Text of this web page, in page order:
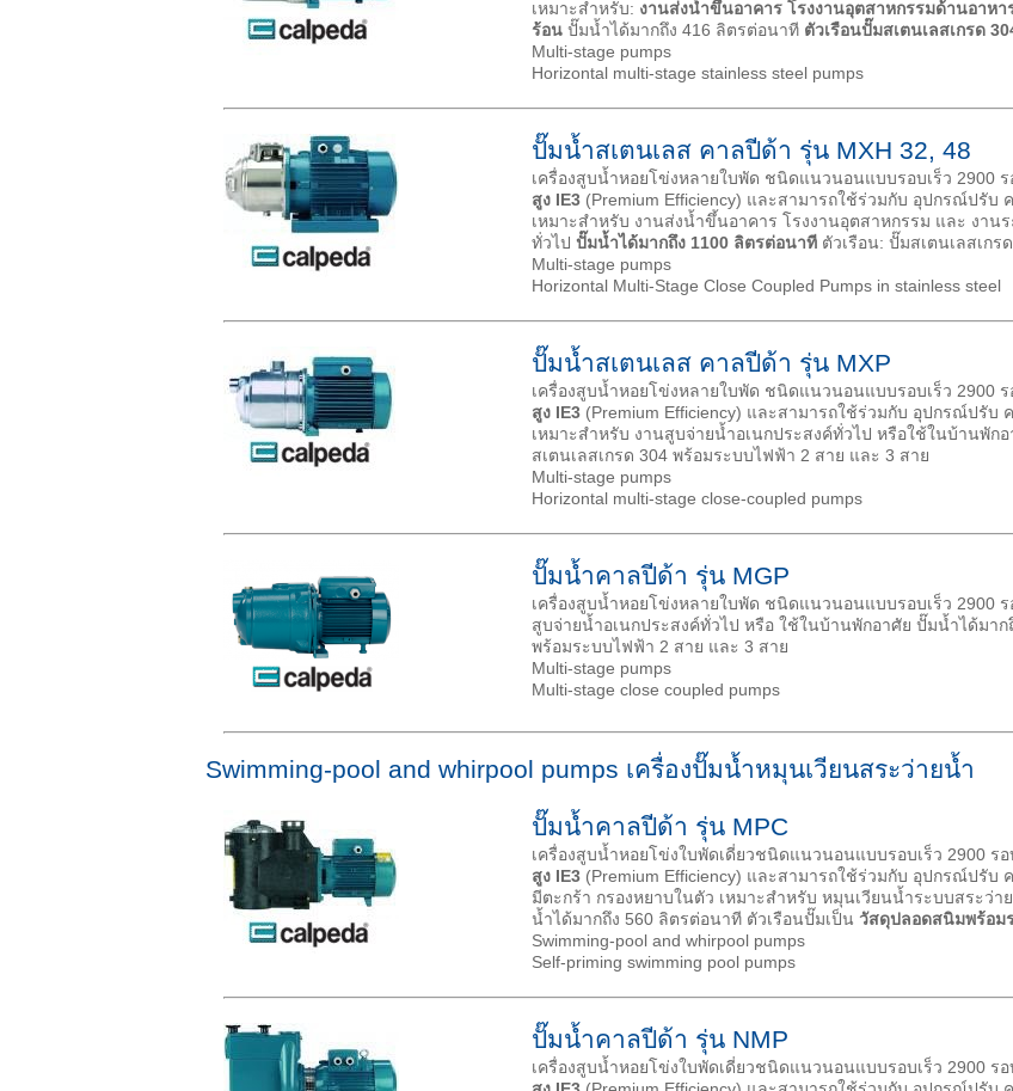
เหมาะสำหรับ: งานส่งน้ำขึ้นอาคาร โรงงานอุตสาหกรรมด้านอาห
ร้อน ปั๊มน้ำได้มากถึง 416 ลิตรต่อนาที ตัวเรือนปั๊มสเตนเลสเกรด
Multi-stage pumps
Horizontal multi-stage stainless steel pumps
ปั๊มน้ำสเตนเลส คาลปีด้า รุ่น MXH 32, 48
เครื่องสูบน้ำหอยโข่งหลายใบพัด ชนิดแนวนอนแบบรอบเร็ว 2900
สูง IE3(Premium Efficiency) และสามารถใช้ร่วมกับ อุปกรณ์ปรับ ค
เหมาะสำหรับ งานส่งน้ำขึ้นอาคาร โรงงานอุตสาหกรรม และ งาน
ทั่วไป ปั๊มน้ำได้มากถึง 1100 ลิตรต่อนาทีตัวเรือน: ปั๊มสเตนเลสเกร
Multi-stage pumps
Horizontal Multi-Stage Close Coupled Pumps in stainless steel
ปั๊มน้ำสเตนเลส คาลปีด้า รุ่น MXP
เครื่องสูบน้ำหอยโข่งหลายใบพัด ชนิดแนวนอนแบบรอบเร็ว 2900
สูง IE3(Premium Efficiency) และสามารถใช้ร่วมกับ อุปกรณ์ปรับ ค
เหมาะสำหรับ งานสูบจ่ายน้ำอเนกประสงค์ทั่วไป หรือใช้ในบ้านพักอ
สเตนเลสเกรด 304 พร้อมระบบไฟฟ้า 2 สาย และ 3 สาย
Multi-stage pumps
Horizontal multi-stage close-coupled pumps
ปั๊มน้ำคาลปีด้า รุ่น MGP
เครื่องสูบน้ำหอยโข่งหลายใบพัด ชนิดแนวนอนแบบรอบเร็ว 2900
สูบจ่ายน้ำอเนกประสงค์ทั่วไป หรือ ใช้ในบ้านพักอาศัย ปั๊มน้ำได้มา
พร้อมระบบไฟฟ้า 2 สาย และ 3 สาย
Multi-stage pumps
Multi-stage close coupled pumps
Swimming-pool and whirpool pumps เครื่องปั๊มน้ำหมุนเวียนสระว่ายน้ำ
ปั๊มน้ำคาลปีด้า รุ่น MPC
เครื่องสูบน้ำหอยโข่งใบพัดเดี่ยวชนิดแนวนอนแบบรอบเร็ว 2900 ร
สูง IE3(Premium Efficiency) และสามารถใช้ร่วมกับ อุปกรณ์ปรับ
มีตะกร้า กรองหยาบในตัว เหมาะสำหรับ หมุนเวียนน้ำระบบสระว่
น้ำได้มากถึง 560 ลิตรต่อนาที ตัวเรือนปั๊มเป็น วัสดุปลอดสนิมพร้อม
Swimming-pool and whirpool pumps
Self-priming swimming pool pumps
ปั๊มน้ำคาลปีด้า รุ่น NMP
เครื่องสูบน้ำหอยโข่งใบพัดเดี่ยวชนิดแนวนอนแบบรอบเร็ว 2900 ร